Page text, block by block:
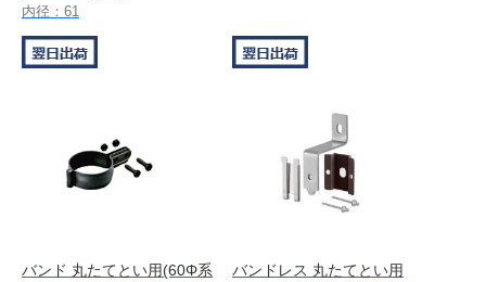
内径：61
バンド 丸たてとい用(60Φ系 バンドレス 丸たてとい用